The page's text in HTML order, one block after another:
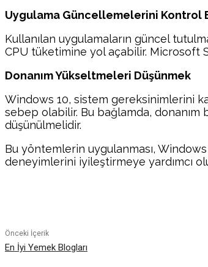
Uygulama Güncellemelerini Kontrol
Kullanılan uygulamaların güncel
CPU tüketimine yol açabilir. Microsoft
Donanım Yükseltmeleri Düşünmek
Windows 10, sistem gereksinimlerini
sebep olabilir. Bu bağlamda,
düşünülmelidir.
Bu yöntemlerin uygulanması, Windows
deneyimlerini iyileştirmeye yardımcı
Önceki İçerik
En İyi Yemek Blogları